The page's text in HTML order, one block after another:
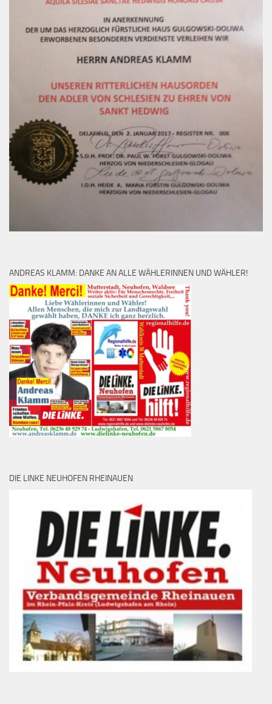
ANDREAS KLAMM: DANKE AN ALLE WÄHLERINNEN UND WÄHLER!
DIE LINKE NEUHOFEN RHEINAUEN